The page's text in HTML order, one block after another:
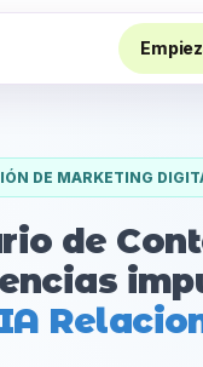
DE MARKETING
de
IA